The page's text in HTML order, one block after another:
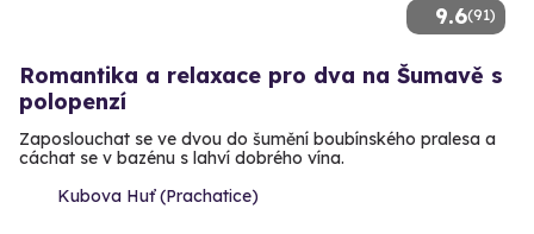
9.6(91)
Romantika a relaxace pro dva na Šumavě s
polopenzí
Zaposlouchat se ve dvou do šumění boubínského pralesa a
cáchat se v bazénu s lahví dobrého vína.
Kubova Huť (Prachatice)